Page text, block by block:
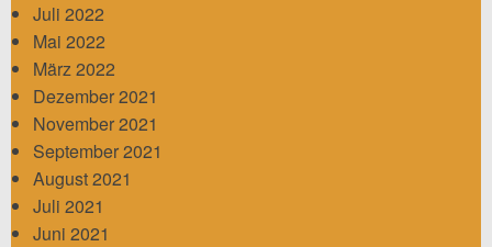
Juli 2022
Mai 2022
März 2022
Dezember 2021
November 2021
September 2021
August 2021
Juli 2021
Juni 2021